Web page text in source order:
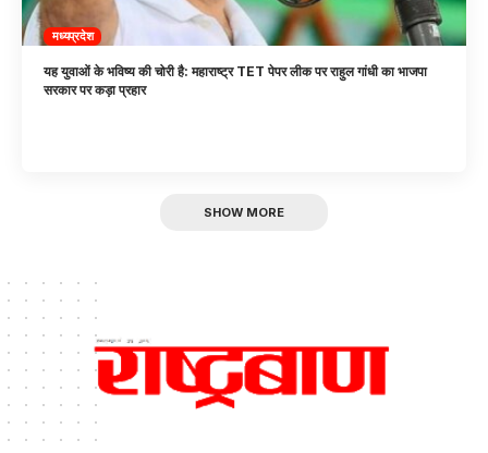
मध्यप्रदेश
यह युवाओं के भविष्य की चोरी है: महाराष्ट्र TET पेपर लीक पर राहुल गांधी का भाजपा
सरकार पर कड़ा प्रहार
SHOW MORE